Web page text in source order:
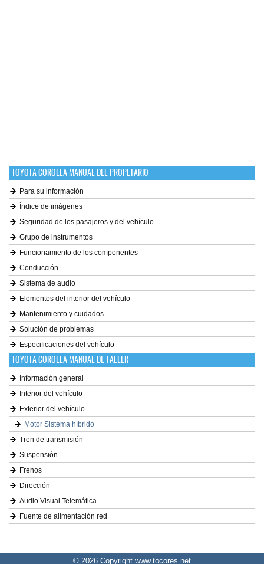
TOYOTA COROLLA MANUAL DEL PROPETARIO
Para su información
Índice de imágenes
Seguridad de los pasajeros y del vehículo
Grupo de instrumentos
Funcionamiento de los componentes
Conducción
Sistema de audio
Elementos del interior del vehículo
Mantenimiento y cuidados
Solución de problemas
Especificaciones del vehículo
TOYOTA COROLLA MANUAL DE TALLER
Información general
Interior del vehículo
Exterior del vehículo
Motor Sistema híbrido
Tren de transmisión
Suspensión
Frenos
Dirección
Audio Visual Telemática
Fuente de alimentación red
© 2026 Copyright www.tocores.net